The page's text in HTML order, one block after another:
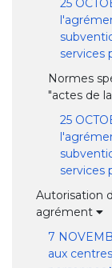
25
services
Normes
"actes de
25
services
Autorisation
agrément
7
aux